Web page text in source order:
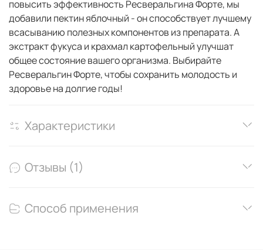
повысить эффективность Ресверальгина Форте, мы
добавили пектин яблочный - он способствует лучшему
всасыванию полезных компонентов из препарата. А
экстракт фукуса и крахмал картофельный улучшат
общее состояние вашего организма. Выбирайте
Ресверальгин Форте, чтобы сохранить молодость и
здоровье на долгие годы!
Характеристики
Отзывы (1)
Способ применения